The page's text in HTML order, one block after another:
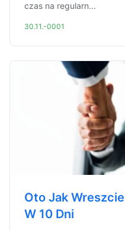
czas na regularn...
30.11.-0001
Oto Jak
W 10 Dni